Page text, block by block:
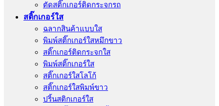
ตัดสติ๊กเกอร์ติดกระจกรถ
สติ๊กเกอร์ใส
ฉลากสินค้าแบบใส
พิมพ์สติ๊กเกอร์ใสหมึกขาว
สติ๊กเกอร์ติดกระจกใส
พิมพ์สติ๊กเกอร์ใส
สติ๊กเกอร์ใสโลโก้
สติ๊กเกอร์ใสพิมพ์ขาว
ปริ้นสติกเกอร์ใส